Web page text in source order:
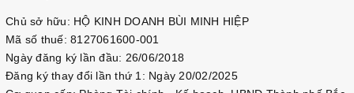
Chủ sở hữu: HỘ KINH DOANH BÙI MINH HIỆP
Mã số thuế: 8127061600-001
Ngày đăng ký lần đầu: 26/06/2018
Đăng ký thay đổi lần thứ 1: Ngày 20/02/2025